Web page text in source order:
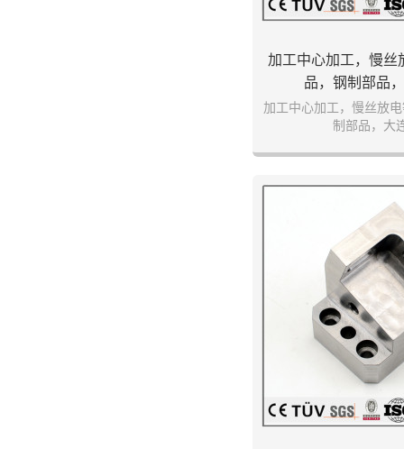
加工中心加工，慢丝
品，钢制部品
加工中心加工，慢丝放
制部品，大